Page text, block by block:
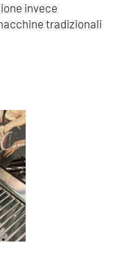
invece
tradizionali